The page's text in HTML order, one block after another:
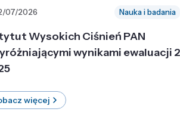
07/2026 Nauka i badania
Wysokich Ciśnień PAN
wynikami ewaluacji
więcej